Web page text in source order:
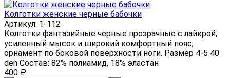
Колготки женские черные бабочки
Артикул: 1-112
Колготки фантазийные черные прозрачные с лайкрой,
усиленный мысок и широкий комфортный пояс,
орнамент по боковой поверхности ноги. Размер 4-5 40
den Состав: 82% полиамид, 18% эластан
400 ₽